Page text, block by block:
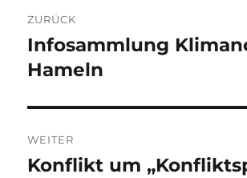
ZURÜCK
Vorheriger
Beitrag:
Infosammlung
Hameln
WEITER
Nächster
Konflikt um